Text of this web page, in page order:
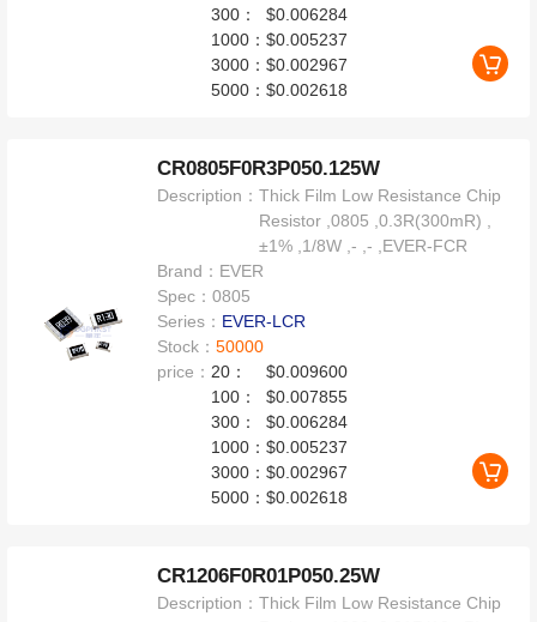
300：
$0.006284
1000：$0.005237
3000：$0.002967
5000：$0.002618
CR0805F0R3P050.125W
Description：Thick Film Low Resistance Chip
Resistor ,0805 ,0.3R(300mR) ,
±1% ,1/8W ,- ,- ,EVER-FCR
Brand： EVER
Spec：0805
Series： EVER-LCR
Stock：50000
price： 20：
$0.009600
100：
$0.007855
300：
$0.006284
1000：$0.005237
3000：$0.002967
5000：$0.002618
CR1206F0R01P050.25W
Description：Thick Film Low Resistance Chip